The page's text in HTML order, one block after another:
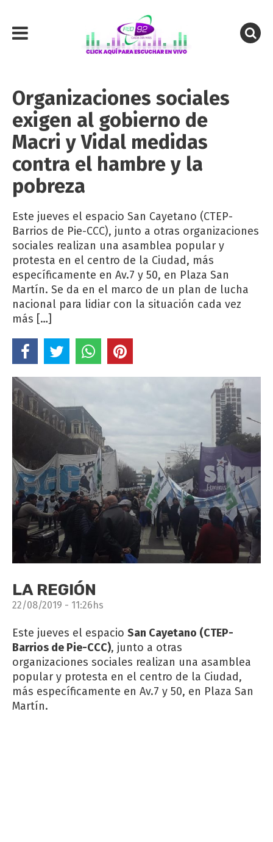
Organizaciones sociales
exigen al gobierno de
Macri y Vidal medidas
contra el hambre y la
pobreza
Este jueves el espacio San Cayetano (CTEP-
Barrios de Pie-CCC), junto a otras organizaciones
sociales realizan una asamblea popular y
protesta en el centro de la Ciudad, más
específicamente en Av.7 y 50, en Plaza San
Martín. Se da en el marco de un plan de lucha
nacional para lidiar con la situación cada vez
más […]
LA REGIÓN
22/08/2019 - 11:26hs
Este jueves el espacio San Cayetano (CTEP-
Barrios de Pie-CCC), junto a otras
organizaciones sociales realizan una asamblea
popular y protesta en el centro de la Ciudad,
más específicamente en Av.7 y 50, en Plaza San
Martín.